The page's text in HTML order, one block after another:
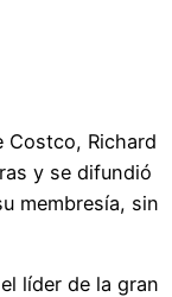
Costco, Richard
y se difundió
membresía, sin
líder de la gran